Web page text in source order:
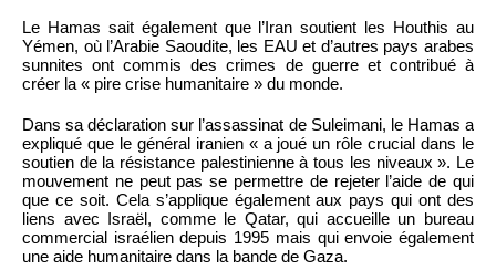
Le Hamas sait également que l’Iran soutient les Houthis au
Yémen, où l’Arabie Saoudite, les EAU et d’autres pays arabes
sunnites ont commis des crimes de guerre et contribué à
créer la « pire crise humanitaire » du monde.
Dans sa déclaration sur l’assassinat de Suleimani, le Hamas a
expliqué que le général iranien « a joué un rôle crucial dans le
soutien de la résistance palestinienne à tous les niveaux ». Le
mouvement ne peut pas se permettre de rejeter l’aide de qui
que ce soit. Cela s’applique également aux pays qui ont des
liens avec Israël, comme le Qatar, qui accueille un bureau
commercial israélien depuis 1995 mais qui envoie également
une aide humanitaire dans la bande de Gaza.